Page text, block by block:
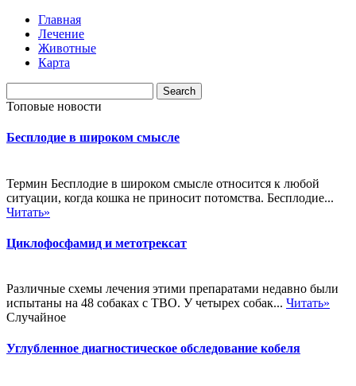
Главная
Лечение
Животные
Карта
Топовые новости
Бесплодие в широком смысле
Термин Бесплодие в широком смысле относится к любой
ситуации, когда кошка не приносит потомства. Бесплодие...
Читать»
Циклофосфамид и метотрексат
Различные схемы лечения этими препаратами недавно были
испытаны на 48 собаках с ТВО. У четырех собак... Читать»
Случайное
Углубленное диагностическое обследование кобеля